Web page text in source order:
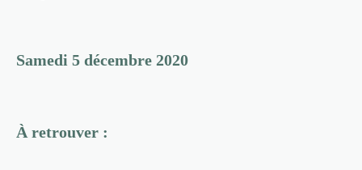
Samedi 5 décembre 2020
À retrouver :